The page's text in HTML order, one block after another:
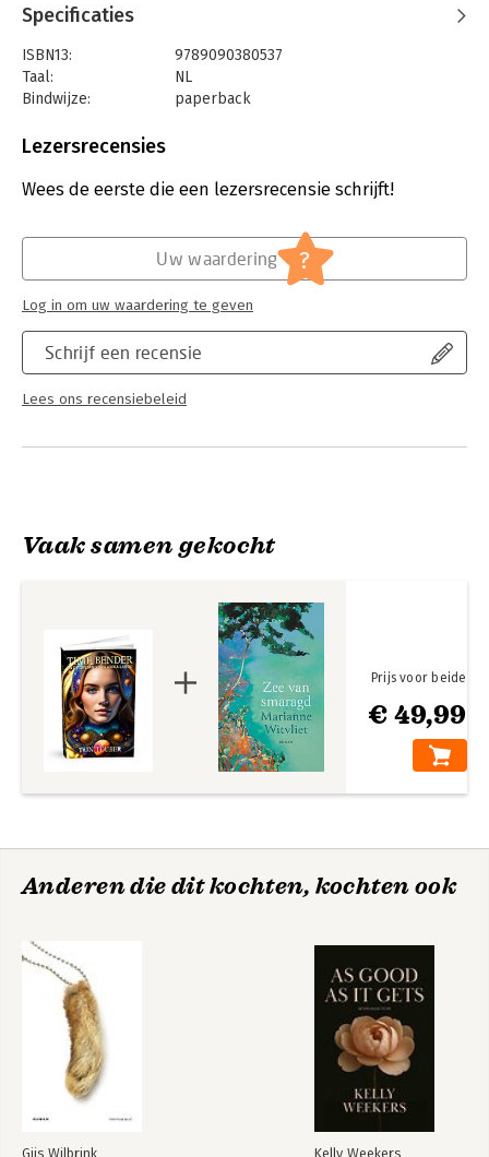
krachten die de mensheid klein willen houden. Samen met
Time Bender verzint zij een list om de mensheid alsnog te
bevrijden: ze sturen een Amsterdammer terug in de tijd om
tijdlijnen te veranderen. Het voert de lezer naar belangrijke
kruispunten in de geschiedenis: het begin van de Tweede
het zionisme, de rol van het Vaticaan, de opkomst van het
gevallen blijkt de geschiedenis anders te zijn dan ons is
beantwoorden is: waar grijpen we in om ervoor te zorgen dat
de mensheid op een tijdlijn richting verlossing komt?
Specificaties
ISBN13:
9789090380537
Taal:
NL
Bindwijze:
paperback
Druk:
Lezersrecensies
Wees de eerste die een lezersrecensie schrijft!
Schrijf een recensie
Lees ons recensiebeleid
Uw waardering ?
Log in om uw waardering te geven
Vaak samen gekocht
€ 49,99
Prijs voor beide
Anderen die dit kochten, kochten ook
Gijs Wilbrink Kelly Weekers